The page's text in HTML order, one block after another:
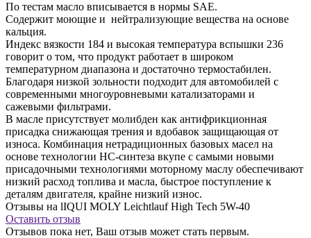
По тестам масло вписывается в нормы SAE.
Содержит моющие и нейтрализующие вещества на основе
кальция.
Индекс вязкости 184 и высокая температура вспышки 236
говорит о том, что продукт работает в широком
температурном диапазона и достаточно термостабилен.
Благодаря низкой зольности подходит для автомобилей с
современными многоуровневыми катализаторами и
сажевыми фильтрами.
В масле присутствует молибден как антифрикционная
присадка снижающая трения и вдобавок защищающая от
износа. Комбинация нетрадиционных базовых масел на
основе технологии НС-синтеза вкупе с самыми новыми
присадочными технологиями моторному маслу обеспечивают
низкий расход топлива и масла, быстрое поступление к
деталям двигателя, крайне низкий износ.
Отзывы на lIQUI MOLY Leichtlauf High Tech 5W-40
Оставить отзыв
Отзывов пока нет, Ваш отзыв может стать первым.